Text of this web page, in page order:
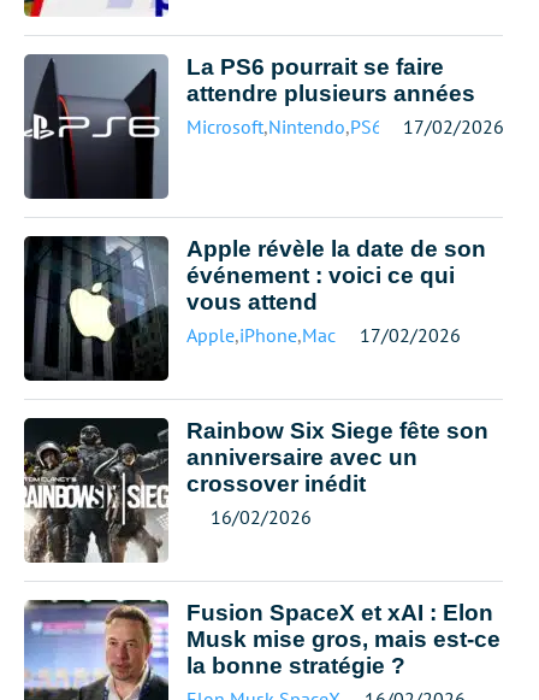
La PS6 pourrait se faire
attendre plusieurs années
Microsoft,Nintendo,PS6 Sony,Xbox
17/02/2026
Apple révèle la date de son
événement : voici ce qui
vous attend
Apple,iPhone,Mac 17/02/2026
Rainbow Six Siege fête son
anniversaire avec un
crossover inédit
16/02/2026
Fusion SpaceX et xAI : Elon
Musk mise gros, mais est-ce
la bonne stratégie ?